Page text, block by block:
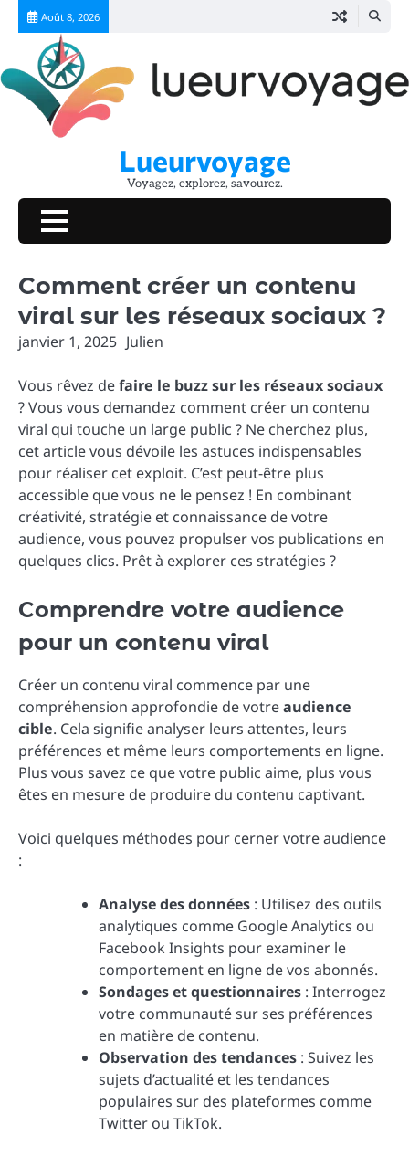
Skip
content
Août 8, 2026
Lueurvoyage
Voyagez, explorez, savourez.
Comment créer un contenu
viral sur les réseaux sociaux ?
janvier 1, 2025 Julien
Vous rêvez defaire le buzz sur les réseaux sociaux
? Vous vous demandez comment créer un contenu
viral qui touche un large public ? Ne cherchez plus,
cet article vous dévoile les astuces indispensables
pour réaliser cet exploit. C’est peut-être plus
accessible que vous ne le pensez ! En combinant
créativité, stratégie et connaissance de votre
audience, vous pouvez propulser vos publications en
quelques clics. Prêt à explorer ces stratégies ?
Comprendre votre audience
pour un contenu viral
Créer un contenu viral commence par une
compréhension approfondie de votreaudience
cible. Cela signifie analyser leurs attentes, leurs
préférences et même leurs comportements en ligne.
Plus vous savez ce que votre public aime, plus vous
êtes en mesure de produire du contenu captivant.
Voici quelques méthodes pour cerner votre audience
:
Analyse des données : Utilisez des outils
analytiques comme Google Analytics ou
Facebook Insights pour examiner le
comportement en ligne de vos abonnés.
Sondages et questionnaires : Interrogez
votre communauté sur ses préférences
en matière de contenu.
Observation des tendances : Suivez les
sujets d’actualité et les tendances
populaires sur des plateformes comme
Twitter ou TikTok.